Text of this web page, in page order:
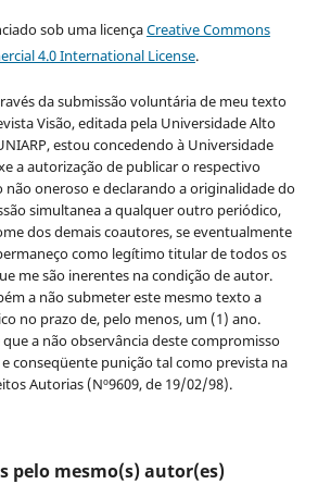
sob uma licençaCreative Commons
4.0 International License.
da submissão voluntária de meu texto
Visão, editada pela Universidade Alto
estou concedendo à Universidade
a autorização de publicar o respectivo
oneroso e declarando a originalidade do
simultanea a qualquer outro periódico,
dos demais coautores, se eventualmente
como legítimo titular de todos os
me são inerentes na condição de autor.
a não submeter este mesmo texto a
no prazo de, pelo menos, um (1) ano.
a não observância deste compromisso
conseqüente punição tal como prevista na
Autorias (Nº9609, de 19/02/98).
pelo mesmo(s) autor(es)